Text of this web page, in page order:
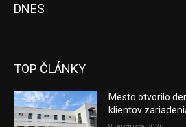
DNES
TOP ČLÁNKY
Mesto otvorilo
klientov